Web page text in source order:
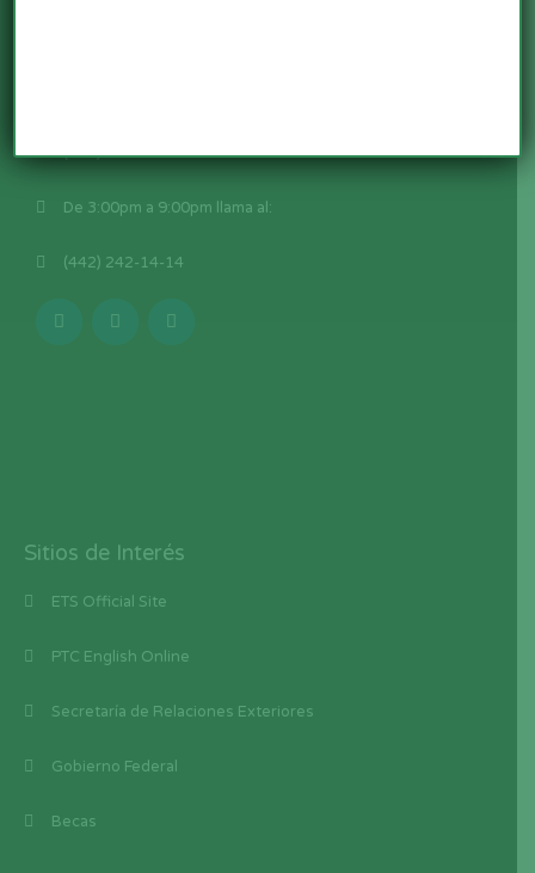
Sitios de Interés
ETS Official Site
PTC English Online
Secretaría de Relaciones Exteriores
Gobierno Federal
Becas
(442) 600-07-45
De 3:00pm a 9:00pm llama al:
(442) 242-14-14